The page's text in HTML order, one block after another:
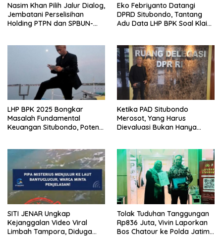
Nasim Khan Pilih Jalur Dialog,
Jembatani Perselisihan
Holding PTPN dan SPBUN-
Eko Febriyanto Datangi
DPRD Situbondo, Tantang
Adu Data LHP BPK Soal Klaim
LHP BPK 2025 Bongkar
Masalah Fundamental
Keuangan Situbondo, Potensi
dipertanyakan
Ketika PAD Situbondo
Merosot, Yang Harus
Dievaluasi Bukan Hanya
Rumah Tangganya Sendiri.
SITI JENAR Ungkap
Kejanggalan Video Viral
Limbah Tampora, Diduga
Tolak Tuduhan Tanggungan
Rp836 Juta, Vivin Laporkan
Bos Chatour ke Polda Jatim